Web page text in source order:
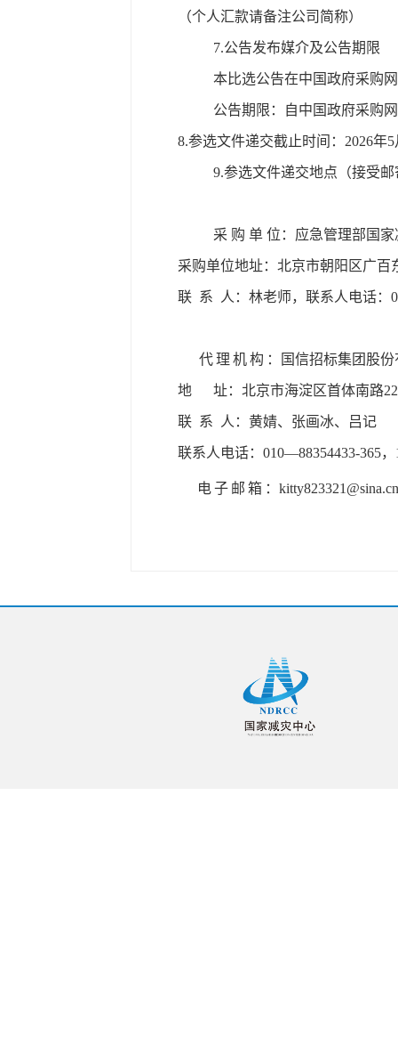
（个人汇款请备注公司简称）
7.公告发布媒介及公告期限
本比选公告在中国政府采购
公告期限：自中国政府采购
8.参选文件递交截止时间：2026年5
9.参选文件递交地点（接受
采 购 单 位： 应急管理部国
采购单位地址：北京市朝阳区广百
联 系 人：林老师，联系人电话：
代理机构 ：国信招标集团股
地 址：北京市海淀区首体南路
联 系 人：黄婧、张画冰、吕记
联系人电话： 010―88354433-365，
电子邮箱 ： kitty823321@sina.cn